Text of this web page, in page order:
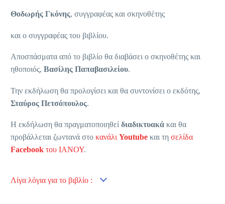
Θοδωρής Γκόνης, συγγραφέας και σκηνοθέτης
και ο συγγραφέας του βιβλίου.
Αποσπάσματα από το βιβλίο θα διαβάσει ο σκηνοθέτης και
ηθοποιός, Βασίλης Παπαβασιλείου.
Την εκδήλωση θα προλογίσει και θα συντονίσει ο εκδότης,
Σταύρος Πετσόπουλος.
Η εκδήλωση θα πραγματοποιηθεί διαδικτυακά και θα
προβάλλεται ζωντανά στο κανάλι Youtube και τη σελίδα
Facebook του ΙΑΝΟΥ.
Λίγα λόγια για το βιβλίο :